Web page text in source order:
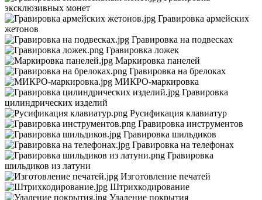
эксклюзивных монет
Гравировка армейских
жетонов
Гравировка на подвесках
Гравировка ложек
Маркировка панелей
Гравировка на брелоках
МИКРО-маркировка
Гравировка
цилиндрических изделий
Русификация клавиатур
Гравировка инструментов
Гравировка шильдиков
Гравировка на телефонах
Гравировка
шильдиков из латуни
Изготовление печатей
Штрихкодирование
Удаление покрытия